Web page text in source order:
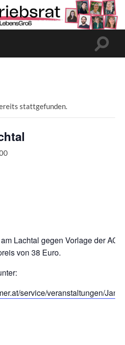
stattgefunden.
Lachtal gegen Vorlage der
von 38 Euro.
service/veranstaltungen/